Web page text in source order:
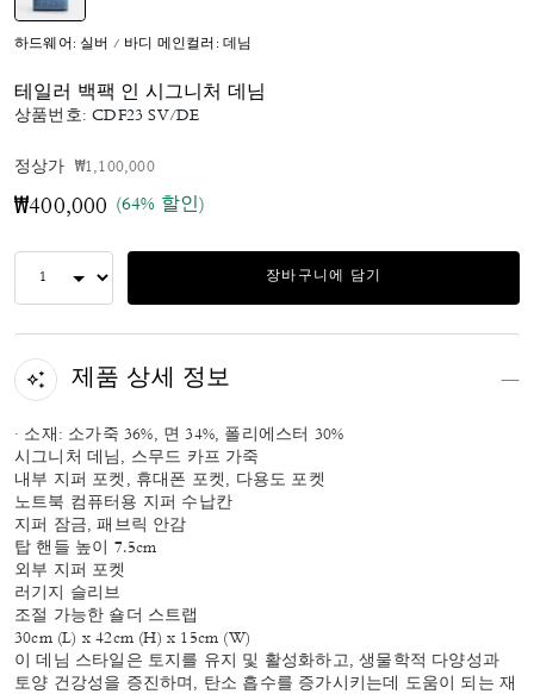
하드웨어: 실버 / 바디 메인컬러: 데님
테일러 백팩 인 시그니처 데님
상품번호:CDF23 SV/DE
정상가 가격 인하 전
₩1,100,000인하됨
₩400,000 (64% 할인)
장바구니에 담기
제품 상세 정보
· 소재: 소가죽 36%, 면 34%, 폴리에스터 30%
시그니처 데님, 스무드 카프 가죽
내부 지퍼 포켓, 휴대폰 포켓, 다용도 포켓
노트북 컴퓨터용 지퍼 수납칸
지퍼 잠금, 패브릭 안감
탑 핸들 높이 7.5cm
외부 지퍼 포켓
러기지 슬리브
조절 가능한 숄더 스트랩
30cm (L) x 42cm (H) x 15cm (W)
이 데님 스타일은 토지를 유지 및 활성화하고, 생물학적 다양성과
토양 건강성을 증진하며, 탄소 흡수를 증가시키는데 도움이 되는 재